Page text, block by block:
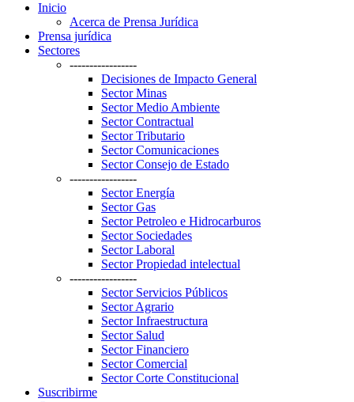
Inicio
Acerca de Prensa Jurídica
Prensa jurídica
Sectores
-----------------
Decisiones de Impacto General
Sector Minas
Sector Medio Ambiente
Sector Contractual
Sector Tributario
Sector Comunicaciones
Sector Consejo de Estado
-----------------
Sector Energía
Sector Gas
Sector Petroleo e Hidrocarburos
Sector Sociedades
Sector Laboral
Sector Propiedad intelectual
-----------------
Sector Servicios Públicos
Sector Agrario
Sector Infraestructura
Sector Salud
Sector Financiero
Sector Comercial
Sector Corte Constitucional
Suscribirme